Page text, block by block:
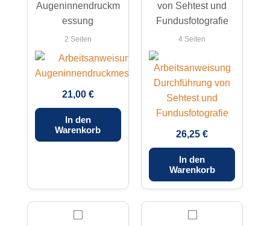
Augeninnendruckm
essung
2 Seiten
21,00 €
In den
Warenkorb
von Sehtest und
Fundusfotografie
4 Seiten
26,25 €
In den
Warenkorb